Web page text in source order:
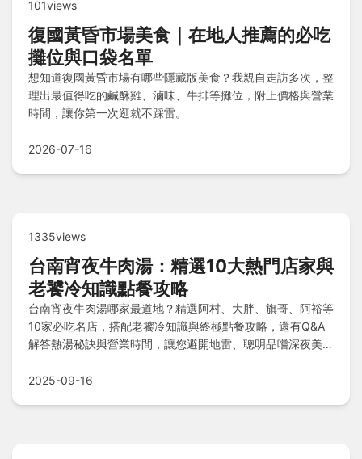
101views
復國黃昏市場美食｜在地人推薦的必吃
攤位與口袋名單
想知道復國黃昏市場有哪些隱藏版美食？我親自走訪多次，整
理出最值得吃的鹹酥雞、滷味、牛排等攤位，附上價格與營業
時間，讓你第一次逛就不踩雷。
2026-07-16
1335views
台南宵夜牛肉湯：精選10大熱門店家與
老饕冷知識點餐攻略
台南宵夜牛肉湯哪家最道地？精選阿村、大胖、旗哥、阿裕等
10家必吃名店，搭配老饕冷知識與終極點餐攻略，還有Q&A
解答熱湯秘訣與營業時間，讓您避開地雷、聰明品嚐深夜美
2025-09-16